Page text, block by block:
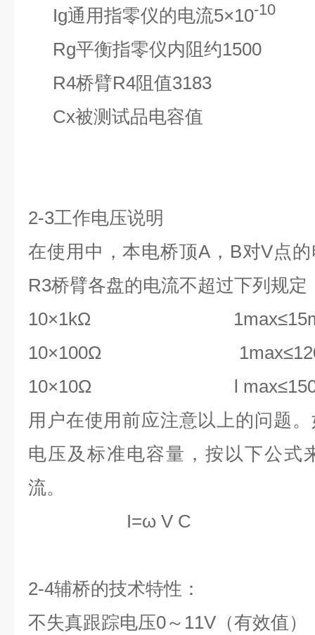
Ig通用指零仪的电流5×10-10
Rg平衡指零仪内阻约
R4桥臂R4阻值
Cx被测试品电容值
2-3工作电压说明
在使用中，本电桥顶A， B对V点
R3桥臂各盘的电流不超过下列规定
10×1kΩ
10×100Ω
10×10Ω l
用户在使用前应注意以上的问题
电压及标准电容量，按以下公式
流。
I=ω V C
2-4辅桥的技术特性：
不失真跟踪电压0～ 11V （有效值）